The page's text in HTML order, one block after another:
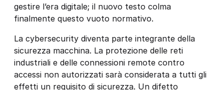
gestire l’era digitale; il nuovo testo colma
finalmente questo vuoto normativo.
La cybersecurity diventa parte integrante della
sicurezza macchina. La protezione delle reti
industriali e delle connessioni remote contro
accessi non autorizzati sarà considerata a tutti gli
effetti un requisito di sicurezza. Un difetto